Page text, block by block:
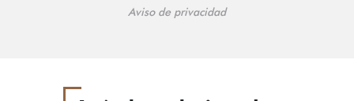
Aviso de privacidad